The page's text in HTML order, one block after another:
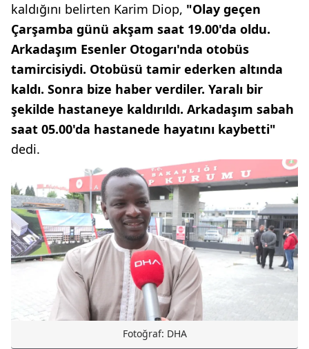
kaldığını belirten Karim Diop, "Olay geçen
Çarşamba günü akşam saat 19.00'da oldu.
Arkadaşım Esenler Otogarı'nda otobüs
tamircisiydi. Otobüsü tamir ederken altında
kaldı. Sonra bize haber verdiler. Yaralı bir
şekilde hastaneye kaldırıldı. Arkadaşım sabah
saat 05.00'da hastanede hayatını kaybetti"
dedi.
Fotoğraf: DHA